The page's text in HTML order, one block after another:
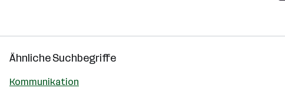
Ähnliche Suchbegriffe
Kommunikation